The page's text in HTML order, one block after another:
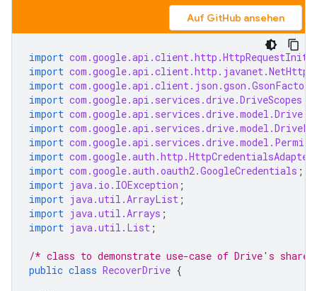
Auf GitHub ansehen
import
import
import com.google.api.client.json.gson.GsonFactory
import com.google.api.services.drive.DriveScopes
import com.google.api.services.drive.model.Drive
import
import
import com.google.auth.http.HttpCredentialsAdapter
import com.google.auth.oauth2.GoogleCredentials ;
import java.io.IOException ;
import java.util.ArrayList ;
import java.util.Arrays ;
import java.util.List ;
/* class to demonstrate use-case of Drive's
public class RecoverDrive {